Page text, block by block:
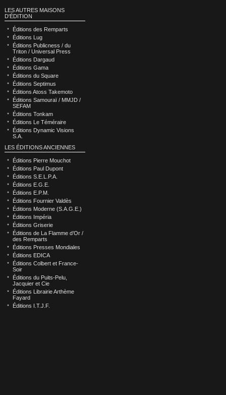
LES AUTRES MAISONS
D'ÉDITION
Éditions des Remparts
Éditions Lug
Éditions Publicness / du
Triton / Universal Press
Éditions Dargaud
Éditions Gama
Éditions du Square
Éditions Septimus
Éditions Atoss Takemoto
Éditions Samouraï / MMJD /
SEFAM
Éditions Tonkam
Éditions Le Téméraire
Éditions Dynamic Visions
S.A.
LES ÉDITIONS ANCIENNES
Éditions Pierre Mouchot
Éditions Paul Dupont
Éditions S.E.L.P.A.
Éditions E.G.E.
Éditions E.P.M.
Éditions Fournier Valdès
Éditions Moderne (S.A.G.E.)
Éditions Impéria
Éditions Griserie
Éditions de La Flamme d’Or /
des Remparts
Éditions Presses Mondiales
Éditions EDICA
Éditions Colbert et France-
Soir
Éditions du Puits-Pelu,
Jacquier et Cie
Éditions Librairie Arthème
Fayard
Éditions I.T.J.F.